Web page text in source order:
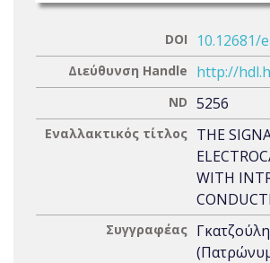
DOI 10.12681/
Διεύθυνση Handle http://
ND 5256
Εναλλακτικός τίτλος THE
WITH
Συγγραφέας